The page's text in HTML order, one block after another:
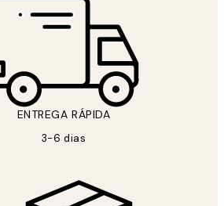
ENTREGA RÁPIDA
3-6 dias